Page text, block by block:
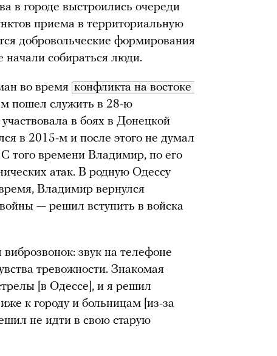
в городе выстроились очереди
приема в территориальную
добровольческие формирования
собираться люди.
во время конфликта на востоке
пошел служить в 28-ю
в боях в Донецкой
в 2015-м и после этого не думал
того времени Владимир, по его
атак. В родную Одессу
Владимир вернулся
— решил вступить в войска
звук на телефоне
тревожности. Знакомая
[в Одессе], и я решил
к городу и больницам [из-за
не идти в свою старую